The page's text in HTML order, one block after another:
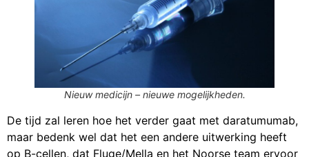
Nieuw medicijn – nieuwe mogelijkheden.
De tijd zal leren hoe het verder gaat met daratumumab,
maar bedenk wel dat het een andere uitwerking heeft
op B-cellen, dat Fluge/Mella en het Noorse team ervoor